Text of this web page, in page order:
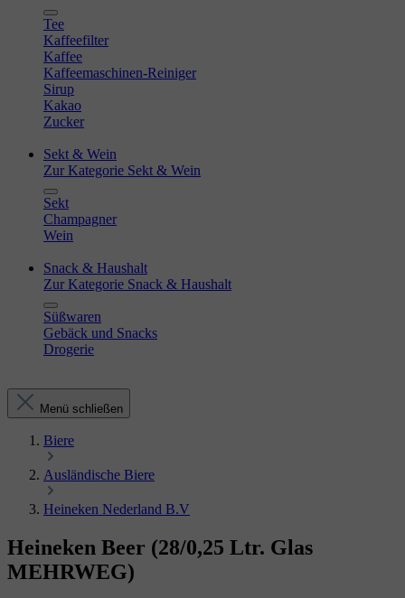
Tee
Kaffeefilter
Kaffee
Kaffeemaschinen-Reiniger
Sirup
Kakao
Zucker
Sekt & Wein
Zur Kategorie Sekt & Wein
Sekt
Champagner
Wein
Snack & Haushalt
Zur Kategorie Snack & Haushalt
Süßwaren
Gebäck und Snacks
Drogerie
Menü schließen
Biere
Ausländische Biere
Heineken Nederland B.V
Heineken Beer (28/0,25 Ltr. Glas
MEHRWEG)